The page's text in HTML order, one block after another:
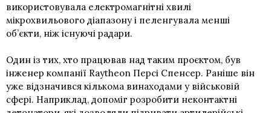
використовувала електромагнітні хвилі
мікрохвильового діапазону і пеленгувала менші
об’єкти, ніж існуючі радари.
Один із тих, хто працював над таким проєктом, був
інженер компанії Raytheon Персі Спенсер. Раніше він
уже відзначився кількома винаходами у військовій
сфері. Наприклад, допоміг розробити неконтактні